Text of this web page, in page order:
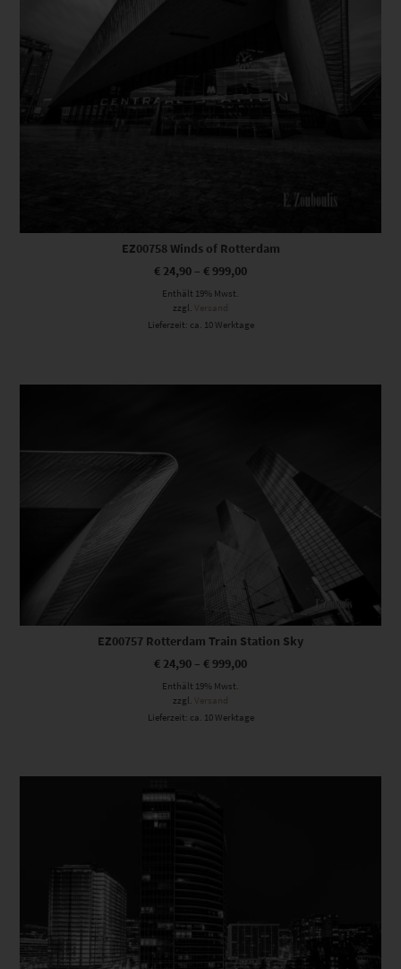
EZ00758 Winds of Rotterdam
€ 24,90 – € 999,00
Enthält 19% Mwst.
zzgl. Versand
Lieferzeit: ca. 10 Werktage
Dieses Produkt weist mehrere Varianten auf. Die Optionen können auf der Produktseite gewählt werden
EZ00757 Rotterdam Train Station Sky
€ 24,90 – € 999,00
Enthält 19% Mwst.
zzgl.
Versand
Lieferzeit: ca. 10 Werktage
Dieses Produkt weist mehrere Varianten auf. Die Optionen können auf der Produktseite gewählt werden